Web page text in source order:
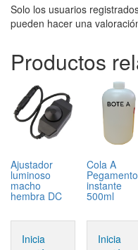
Solo los usuarios
pueden hacer una
Productos
Ajustador
luminoso
macho
hembra DC
Inicia
Cola A
Pegamento
instante
500ml
Inicia